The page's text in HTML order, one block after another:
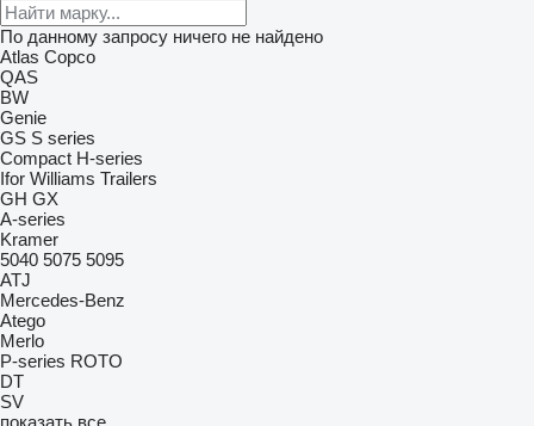
По данному запросу ничего не найдено
Atlas Copco
QAS
BW
Genie
GS S series
Compact H-series
Ifor Williams Trailers
GH GX
A-series
Kramer
5040 5075 5095
ATJ
Mercedes-Benz
Atego
Merlo
P-series ROTO
DT
SV
показать все